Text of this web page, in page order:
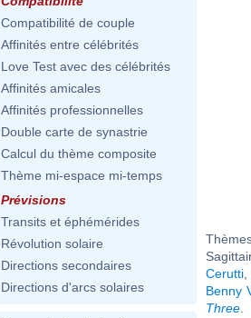
Compatibilité de couple
Affinités entre célébrités
Love Test avec des célébrités
Affinités amicales
Affinités professionnelles
Double carte de synastrie
Calcul du thème composite
Thème mi-espace mi-temps
Prévisions
Transits et éphémérides
Révolution solaire
Directions secondaires
Directions d'arcs solaires
Cerutti
Benny
Three